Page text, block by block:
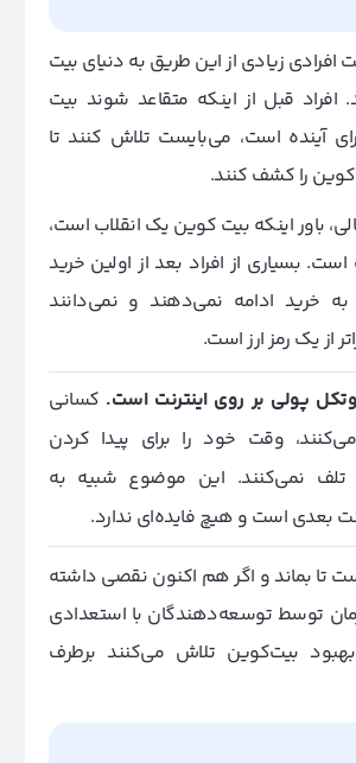
افرادی زیادی از این طریق به دنیای بیت
قبل از اینکه متقاعد شوند بیت‌
آینده است، می‌بایست تلاش کنند تا
را کشف کنند.
باور اینکه بیت کوین یک انقلاب است،
بسیاری از افراد بعد از اولین خرید
خرید ادامه نمی‌دهند و نمی‌دانند
از یک رمز ارز است.
پولی بر روی اینترنت است. کسانی
وقت خود را برای پیدا کردن
نمی‌کنند. این موضوع شبیه به
بعدی است و هیچ فایده‌ای ندارد.
تا بماند و اگر هم اکنون نقصی داشته
توسط توسعه‌دهندگان با استعدادی
بهبود بیت‌کوین تلاش می‌کنند برطرف